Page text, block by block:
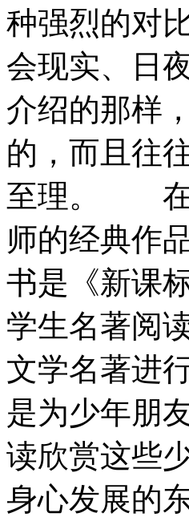
种强烈的对
会现实、日
介绍的那样
的，而且往
至理。 在
师的经典作
书是《新课
学生名著阅
文学名著进
是为少年朋
读欣赏这些
身心发展的